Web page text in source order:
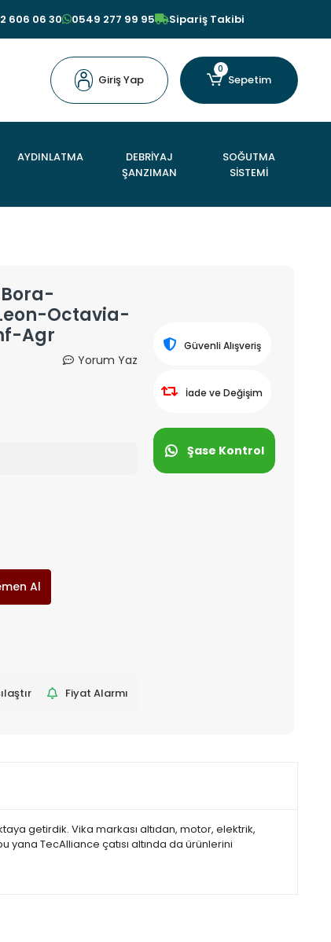
606 06 30 0549 277 99 95 Sipariş Takibi
Giriş Yap
0
Sepetim
AYDINLATMA
DEBRİYAJ
ŞANZIMAN
SOĞUTMA
SİSTEMİ
Bora-
Octavia-
Agr
Yorum Yaz
Al
Fiyat Alarmı
Güvenli Alışveriş
İade ve Değişim
Şase Kontrol
getirdik. Vika markası altıdan, motor, elektrik,
yana TecAlliance çatısı altında da ürünlerini